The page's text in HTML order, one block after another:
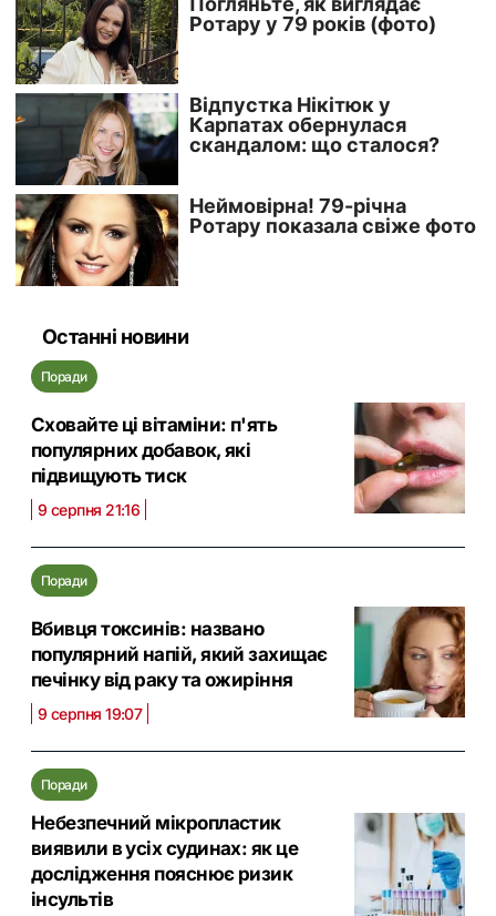
Останні новини
Поради
Сховайте ці вітаміни: п'ять
популярних добавок, які
підвищують тиск
9 серпня 21:16
Поради
Вбивця токсинів: названо
популярний напій, який захищає
печінку від раку та ожиріння
9 серпня 19:07
Поради
Небезпечний мікропластик
виявили в усіх судинах: як це
дослідження пояснює ризик
інсультів